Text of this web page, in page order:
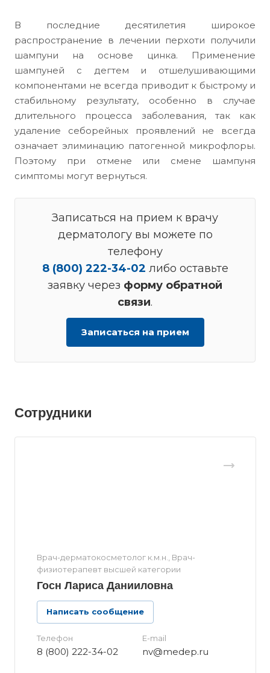
В последние десятилетия широкое
распространение в лечении перхоти получили
шампуни на основе цинка. Применение
шампуней с дегтем и отшелушивающими
компонентами не всегда приводит к быстрому и
стабильному результату, особенно в случае
длительного процесса заболевания, так как
удаление себорейных проявлений не всегда
означает элиминацию патогенной микрофлоры.
Поэтому при отмене или смене шампуня
симптомы могут вернуться.
Записаться на прием к врачу
дерматологу вы можете по
телефону
8 (800) 222-34-02 либо оставьте
заявку через форму обратной
связи.
Записаться на прием
Сотрудники
Врач-дерматокосметолог к.м.н., Врач-
физиотерапевт высшей категории
Госн Лариса Данииловна
Написать сообщение
Телефон
8 (800) 222-34-02
E-mail
nv@medep.ru